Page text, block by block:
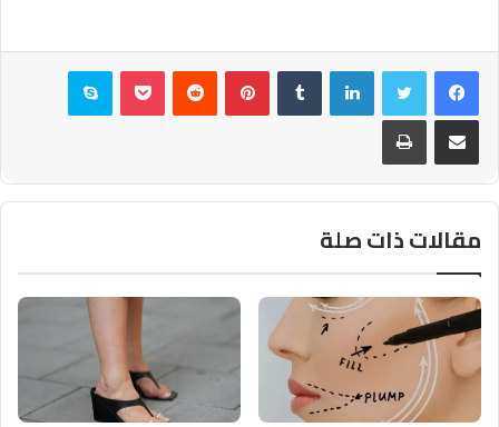
فيسبوكتويتر لينكدإن بينتيريست بوكيت سكايب
مشاركة عبر البريد طباعة
مقالات ذات صلة